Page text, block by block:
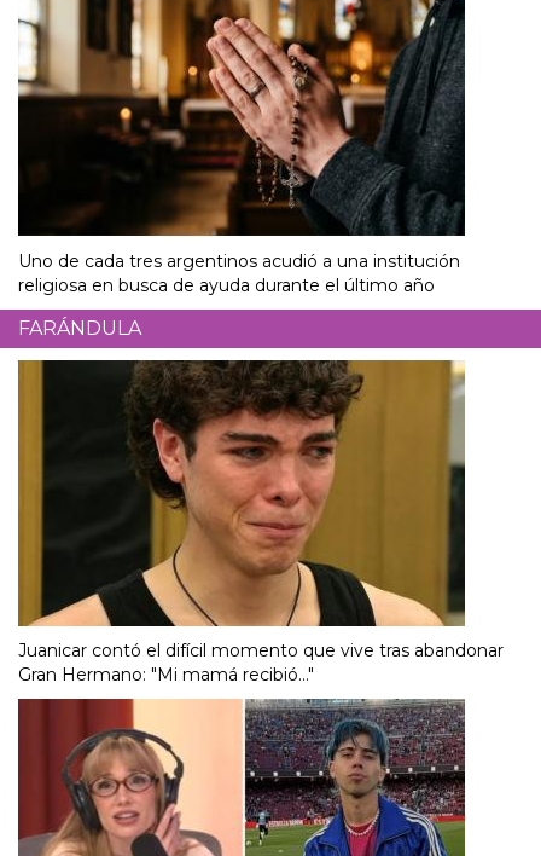
Uno de cada tres argentinos acudió a una institución
religiosa en busca de ayuda durante el último año
FARÁNDULA
Juanicar contó el difícil momento que vive tras abandonar
Gran Hermano: "Mi mamá recibió..."